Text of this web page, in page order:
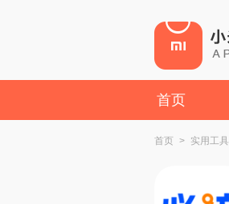
首页
首页 > 实用工具